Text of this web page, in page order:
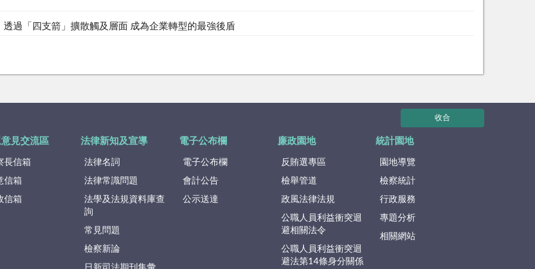
過「四支箭」擴散觸及層面 成為企業轉型的最強後盾
收合
見交流區
長信箱
信箱
信箱
法律新知及宣導
法律名詞
法律常識問題
法學及法規資料庫查
詢
常見問題
檢察新論
電子公布欄
電子公布欄
會計公告
公示送達
廉政園地
反賄選專區
檢舉管道
政風法律法規
公職人員利益衝突迴
避相關法令
公職人員利益衝突迴
避法第14條身分關係
統計園地
園地導覽
檢察統計
行政服務
專題分析
相關網站